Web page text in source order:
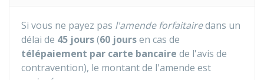
Si vous ne payez pas l'amende forfaitairedans un
délai de 45 jours(60 joursen cas de
télépaiement par carte bancaire de l'avis de
contravention), le montant de l'amende est